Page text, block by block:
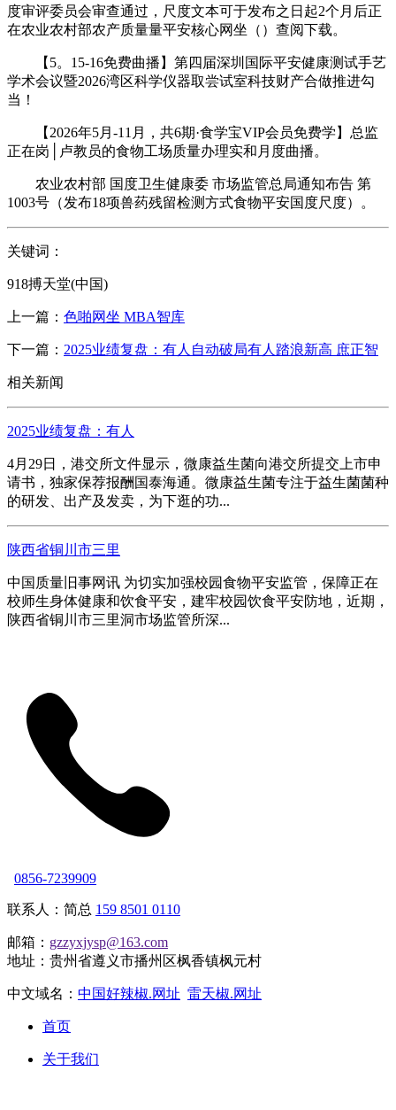
度审评委员会审查通过，尺度文本可于发布之日起2个月后正
在农业农村部农产质量量平安核心网坐（）查阅下载。
【5。15-16免费曲播】第四届深圳国际平安健康测试手艺
学术会议暨2026湾区科学仪器取尝试室科技财产合做推进勾
当！
【2026年5月-11月，共6期·食学宝VIP会员免费学】总监
正在岗│卢教员的食物工场质量办理实和月度曲播。
农业农村部 国度卫生健康委 市场监管总局通知布告 第
1003号（发布18项兽药残留检测方式食物平安国度尺度）。
关键词：
918搏天堂(中国)
上一篇： 色啪网坐 MBA智库
下一篇： 2025业绩复盘：有人自动破局有人踏浪新高 庶正智
相关新闻
2025业绩复盘：有人
4月29日，港交所文件显示，微康益生菌向港交所提交上市申
请书，独家保荐报酬国泰海通。微康益生菌专注于益生菌菌种
的研发、出产及发卖，为下逛的功...
陕西省铜川市三里
中国质量旧事网讯 为切实加强校园食物平安监管，保障正在
校师生身体健康和饮食平安，建牢校园饮食平安防地，近期，
陕西省铜川市三里洞市场监管所深...
0856-7239909
联系人：简总 159 8501 0110
邮箱： gzzyxjysp@163.com
地址：贵州省遵义市播州区枫香镇枫元村
中文域名： 中国好辣椒.网址 雷天椒.网址
首页
关于我们